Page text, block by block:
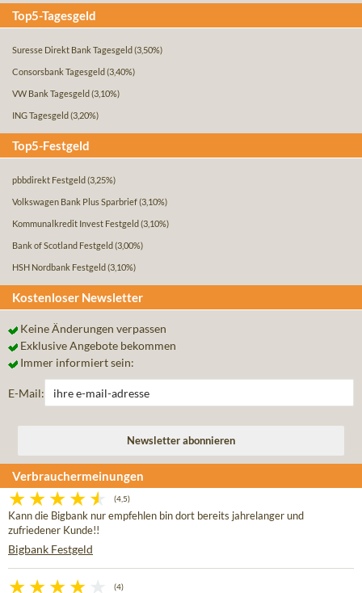
Top5-Tagesgeld
Suresse Direkt Bank Tagesgeld (3,50%)
Consorsbank Tagesgeld (3,40%)
VW Bank Tagesgeld (3,10%)
ING Tagesgeld (3,20%)
Top5-Festgeld
pbbdirekt Festgeld (3,25%)
Volkswagen Bank Plus Sparbrief(3,10%)
Kommunalkredit Invest Festgeld (3,10%)
Bank of Scotland Festgeld (3,00%)
HSH Nordbank Festgeld (3,10%)
Kostenloser Newsletter
Keine Änderungen verpassen
Exklusive Angebote bekommen
Immer informiert sein:
E-Mail:
Verbrauchermeinungen
(4,5)
Kann die Bigbank nur empfehlen bin dort bereits jahrelanger und
zufriedener Kunde!!
Bigbank Festgeld
(4)